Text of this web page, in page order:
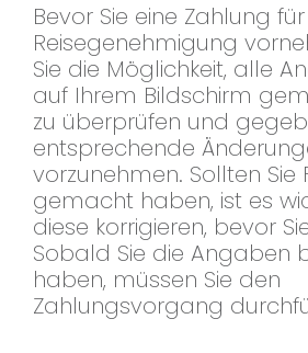
Bevor Sie eine Zahlung
Reisegenehmigung
Sie die Möglichkeit, alle
auf Ihrem Bildschirm
zu überprüfen und
entsprechende
vorzunehmen. Sollten Sie
gemacht haben, ist es
diese korrigieren, bevor
Sobald Sie die Angaben
haben, müssen Sie den
Zahlungsvorgang